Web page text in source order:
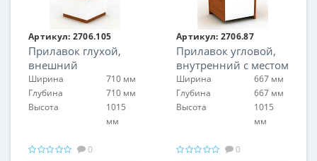
Артикул: 2706.105
Прилавок глухой,
внешний
Ширина
710 мм
Глубина
710 мм
Высота
1015
мм
0
Артикул: 2706.87
Прилавок угловой,
внутренний с местом
для ККМ
Ширина
667 мм
Глубина
667 мм
Высота
1015
мм
0